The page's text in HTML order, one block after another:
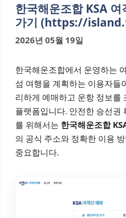
한국해운조합 KSA
가기 (https://
2026년 05월 19일
한국해운조합에서 운영하는
섬 여행을 계획하는 이용자들
리하게 예매하고 운항 정보를
플랫폼입니다. 안전한 승선권
를 위해서는 한국해운조합
의 공식 주소와 정확한 이용
중요합니다.